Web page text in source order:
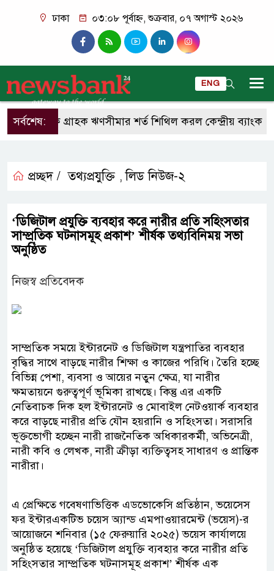
ঢাকা ০৩:০৮ পূর্বাহ্ন, শুক্রবার, ০৭ অগাস্ট ২০২৬
ENG
সর্বশেষ:
একক গ্রাহক ঋণসীমার শর্ত শিথিল করল কেন্দ্রীয় ব্যাংক
প্রচ্ছদ / তথ্যপ্রযুক্তি ,লিড নিউজ-২
‘ডিজিটাল প্রযুক্তি ব্যবহার করে নারীর প্রতি সহিংসতার
সাম্প্রতিক ঘটনাসমূহ প্রকাশ’ শীর্ষক তথ্যবিনিময় সভা
অনুষ্ঠিত
নিজস্ব প্রতিবেদক
সাম্প্রতিক সময়ে ইন্টারনেট ও ডিজিটাল যন্ত্রপাতির ব্যবহার
বৃদ্ধির সাথে বাড়ছে নারীর শিক্ষা ও কাজের পরিধি। তৈরি হচ্ছে
বিভিন্ন পেশা, ব্যবসা ও আয়ের নতুন ক্ষেত্র, যা নারীর
ক্ষমতায়নে গুরুত্বপূর্ণ ভূমিকা রাখছে। কিন্তু এর একটি
নেতিবাচক দিক হল ইন্টারনেট ও মোবাইল নেটওয়ার্ক ব্যবহার
করে বাড়ছে নারীর প্রতি যৌন হয়রানি ও সহিংসতা। সরাসরি
ভূক্তভোগী হচ্ছেন নারী রাজনৈতিক অধিকারকর্মী, অভিনেত্রী,
নারী কবি ও লেখক, নারী ক্রীড়া ব্যক্তিত্বসহ সাধারণ ও প্রান্তিক
নারীরা।
এ প্রেক্ষিতে গবেষণাভিত্তিক এডভোকেসি প্রতিষ্ঠান, ভয়েসেস
ফর ইন্টারএকটিভ চয়েস অ্যান্ড এমপাওয়ারমেন্ট (ভয়েস)-র
আয়োজনে শনিবার (১৫ ফেরুয়ারি ২০২৫) ভয়েস কার্যালয়ে
অনুষ্ঠিত হয়েছে ‘ডিজিটাল প্রযুক্তি ব্যবহার করে নারীর প্রতি
সহিংসতার সাম্প্রতিক ঘটনাসমূহ প্রকাশ’ শীর্ষক এক